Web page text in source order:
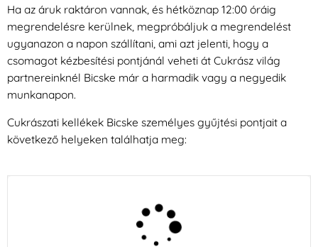
Ha az áruk raktáron vannak, és hétköznap 12:00 óráig
megrendelésre kerülnek, megpróbáljuk a megrendelést
ugyanazon a napon szállítani, ami azt jelenti, hogy a
csomagot kézbesítési pontjánál veheti át Cukrász világ
partnereinknél Bicske már a harmadik vagy a negyedik
munkanapon.
Cukrászati kellékek Bicske személyes gyűjtési pontjait a
következő helyeken találhatja meg: